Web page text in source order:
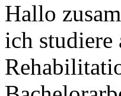
Hallo
ich